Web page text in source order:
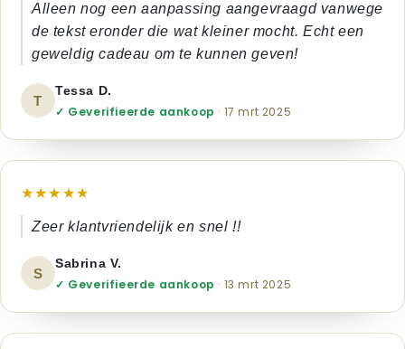
Alleen nog een aanpassing aangevraagd vanwege
de tekst eronder die wat kleiner mocht. Echt een
geweldig cadeau om te kunnen geven!
T
Tessa D.
✓ Geverifieerde aankoop · 17 mrt 2025
★★★★★
Zeer klantvriendelijk en snel !!
S
Sabrina V.
✓ Geverifieerde aankoop · 13 mrt 2025